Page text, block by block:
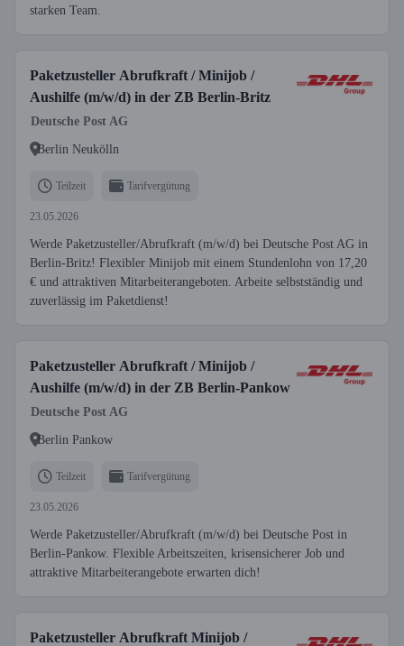
starken Team.
Paketzusteller Abrufkraft / Minijob /
Aushilfe (m/w/d) in der ZB Berlin-Britz
Deutsche Post AG
Berlin Neukölln
Teilzeit Tarifvergütung
23.05.2026
Werde Paketzusteller/Abrufkraft (m/w/d) bei Deutsche Post AG in
Berlin-Britz! Flexibler Minijob mit einem Stundenlohn von 17,20
€ und attraktiven Mitarbeiterangeboten. Arbeite selbstständig und
zuverlässig im Paketdienst!
Paketzusteller Abrufkraft / Minijob /
Aushilfe (m/w/d) in der ZB Berlin-Pankow
Deutsche Post AG
Berlin Pankow
Teilzeit Tarifvergütung
23.05.2026
Werde Paketzusteller/Abrufkraft (m/w/d) bei Deutsche Post in
Berlin-Pankow. Flexible Arbeitszeiten, krisensicherer Job und
attraktive Mitarbeiterangebote erwarten dich!
Paketzusteller Abrufkraft Minijob /